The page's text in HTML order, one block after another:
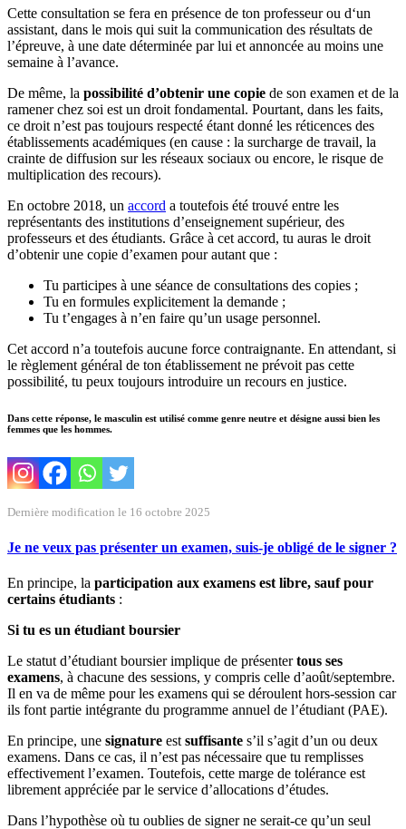
Cette consultation se fera en présence de ton professeur ou d‘un
assistant, dans le mois qui suit la communication des résultats de
l’épreuve, à une date déterminée par lui et annoncée au moins une
semaine à l’avance.
De même, la possibilité d’obtenir une copie de son examen et de la
ramener chez soi est un droit fondamental. Pourtant, dans les faits,
ce droit n’est pas toujours respecté étant donné les réticences des
établissements académiques (en cause : la surcharge de travail, la
crainte de diffusion sur les réseaux sociaux ou encore, le risque de
multiplication des recours).
En octobre 2018, un accord a toutefois été trouvé entre les
représentants des institutions d’enseignement supérieur, des
professeurs et des étudiants. Grâce à cet accord, tu auras le droit
d’obtenir une copie d’examen pour autant que :
Tu participes à une séance de consultations des copies ;
Tu en formules explicitement la demande ;
Tu t’engages à n’en faire qu’un usage personnel.
Cet accord n’a toutefois aucune force contraignante. En attendant, si
le règlement général de ton établissement ne prévoit pas cette
possibilité, tu peux toujours introduire un recours en justice.
Dans cette réponse, le masculin est utilisé comme genre neutre et désigne aussi bien les
femmes que les hommes.
Dernière modification le 16 octobre 2025
Je ne veux pas présenter un examen, suis-je obligé de le signer ?
En principe, la participation aux examens est libre, sauf pour
certains étudiants :
Si tu es un étudiant boursier
Le statut d’étudiant boursier implique de présentertous ses
examens, à chacune des sessions, y compris celle d’août/septembre.
Il en va de même pour les examens qui se déroulent hors-session car
ils font partie intégrante du programme annuel de l’étudiant (PAE).
En principe, une signature est suffisante s’il s’agit d’un ou deux
examens. Dans ce cas, il n’est pas nécessaire que tu remplisses
effectivement l’examen. Toutefois, cette marge de tolérance est
librement appréciée par le service d’allocations d’études.
Dans l’hypothèse où tu oublies de signer ne serait-ce qu’un seul